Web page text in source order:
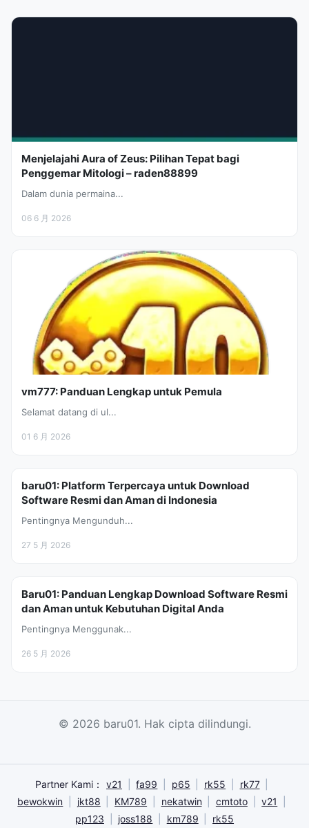
Menjelajahi Aura of Zeus: Pilihan Tepat bagi
Penggemar Mitologi – raden88899
Dalam dunia permaina...
06 6 月 2026
vm777: Panduan Lengkap untuk Pemula
Selamat datang di ul...
01 6 月 2026
baru01: Platform Terpercaya untuk Download
Software Resmi dan Aman di Indonesia
Pentingnya Mengunduh...
27 5 月 2026
Baru01: Panduan Lengkap Download Software Resmi
dan Aman untuk Kebutuhan Digital Anda
Pentingnya Menggunak...
26 5 月 2026
© 2026 baru01. Hak cipta dilindungi.
Partner Kami： v21 fa99 p65 rk55 rk77
bewokwin
jkt88 KM789 nekatwin cmtoto v21
pp123
joss188 km789 rk55